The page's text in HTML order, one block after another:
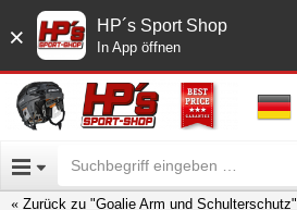
× HP´s Sport Shop
In App öffnen
Zurück zu "Goalie Arm und Schulterschutz"